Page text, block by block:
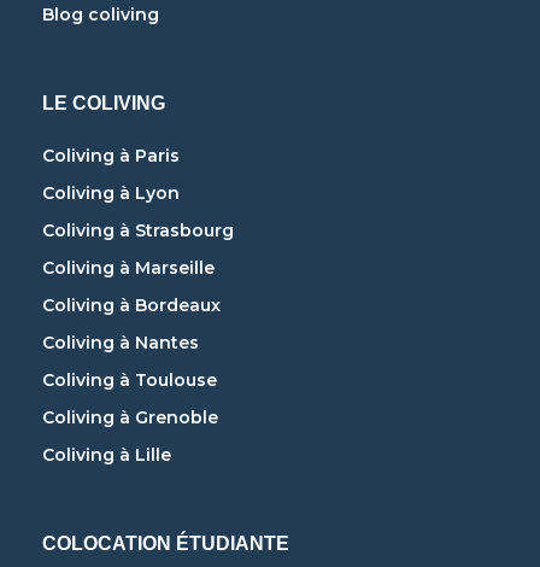
Blog coliving
LE COLIVING
Coliving à Paris
Coliving à Lyon
Coliving à Strasbourg
Coliving à Marseille
Coliving à Bordeaux
Coliving à Nantes
Coliving à Toulouse
Coliving à Grenoble
Coliving à Lille
COLOCATION ÉTUDIANTE